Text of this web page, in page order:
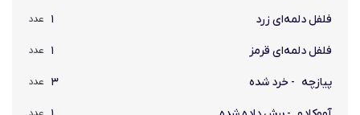
فلفل دلمه‌ای زرد ۱ عدد
فلفل دلمه‌ای قرمز ۱ عدد
پیازچه - خرد شده ۳ عدد